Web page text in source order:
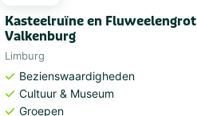
Kasteelruïne en Fluweelengrot
Valkenburg
Limburg
Bezienswaardigheden
Cultuur & Museum
Groepen